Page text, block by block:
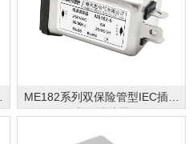
ME182系列双保险管型IEC插座
电源滤波器